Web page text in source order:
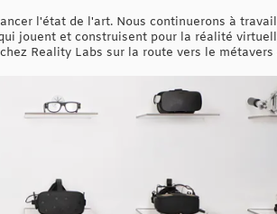
l'état de l'art. Nous continuerons à
jouent et construisent pour la réalité
Reality Labs sur la route vers le métavers